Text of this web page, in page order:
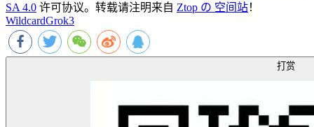
SA 4.0 许可协议。转载请注明来自 Ztop の 空间站！
WildcardGrok3
打赏